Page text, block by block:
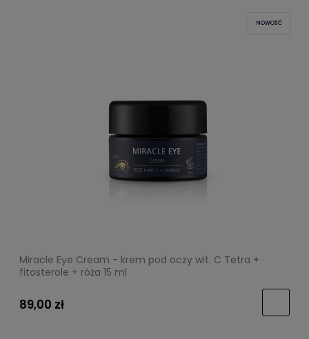
Miracle Eye Cream - krem pod oczy wit. C Tetra +
fitosterole + róża 15 ml
89,00 zł
NOWOŚĆ